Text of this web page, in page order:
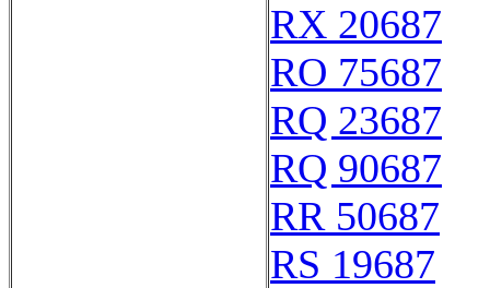
RX 20687
RO 75687
RQ 23687
RQ 90687
RR 50687
RS 19687